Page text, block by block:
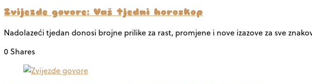
Zvijezde govore: Vaš tjedni horoskop
Nadolazeći tjedan donosi brojne prilike za rast, promjene i nove izazove za sve
0 Shares